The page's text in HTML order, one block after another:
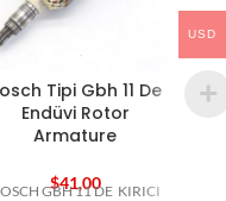
Tipi Gbh 11 De
Endüvi Rotor
Armature
$41,00
GBH 11 DE KIRICI
USD